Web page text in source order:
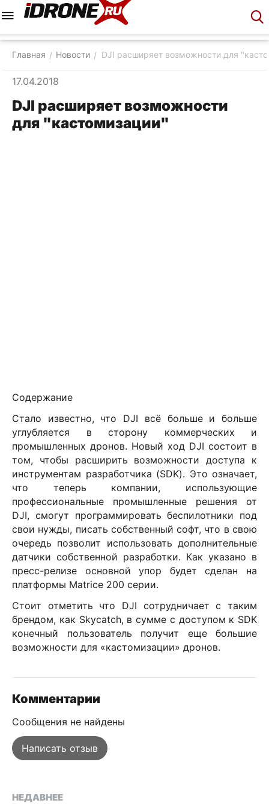
Главная / Новости / DJI расширяет возможности для
17.04.2018
DJI расширяет возможности
для "кастомизации"
Содержание
Стало известно, что DJI
всё больше и больше
углубляется в сторону коммерческих и
промышленных дронов. Новый ход DJI состоит в
том, чтобы расширить возможности доступа к
инструментам разработчика (SDK). Это означает,
что теперь компании, использующие
профессиональные промышленные решения от
DJI, смогут программировать беспилотники под
свои нужды, писать собственный софт, что в свою
очередь позволит использовать дополнительные
датчики собственной разработки. Как указано в
пресс-релизе основной упор будет сделан на
платформы Matrice 200 серии.
Стоит отметить что DJI сотрудничает с таким
брендом, как Skycatch, в сумме с доступом к SDK
конечный пользователь получит еще большие
возможности для «кастомизации» дронов.
Комментарии
Сообщения не найдены
Написать отзыв
НЕДАВНЕЕ
Корзина